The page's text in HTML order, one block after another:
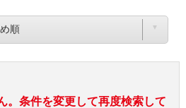
。条件を変更して再度検索して